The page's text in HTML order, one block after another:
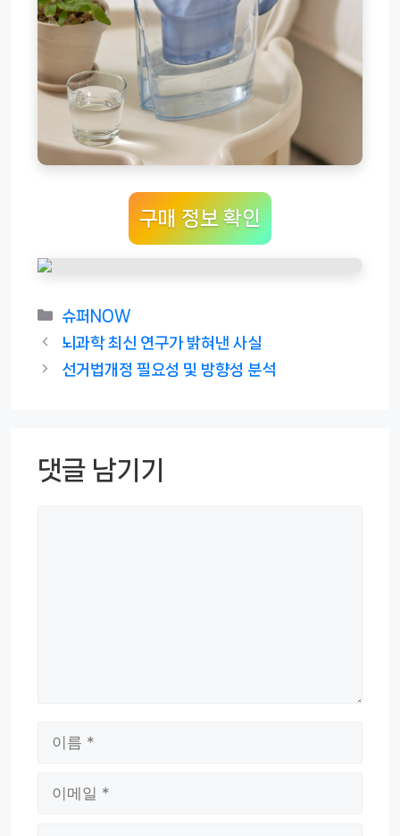
구매 정보 확인
카
테
리
슈퍼NOW
뇌과학 최신 연구가 밝혀낸 사실
선거법개정 필요성 및 방향성 분석
댓글 남기기